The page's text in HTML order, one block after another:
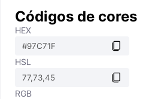
Códigos de cores
HEX
HSL
RGB